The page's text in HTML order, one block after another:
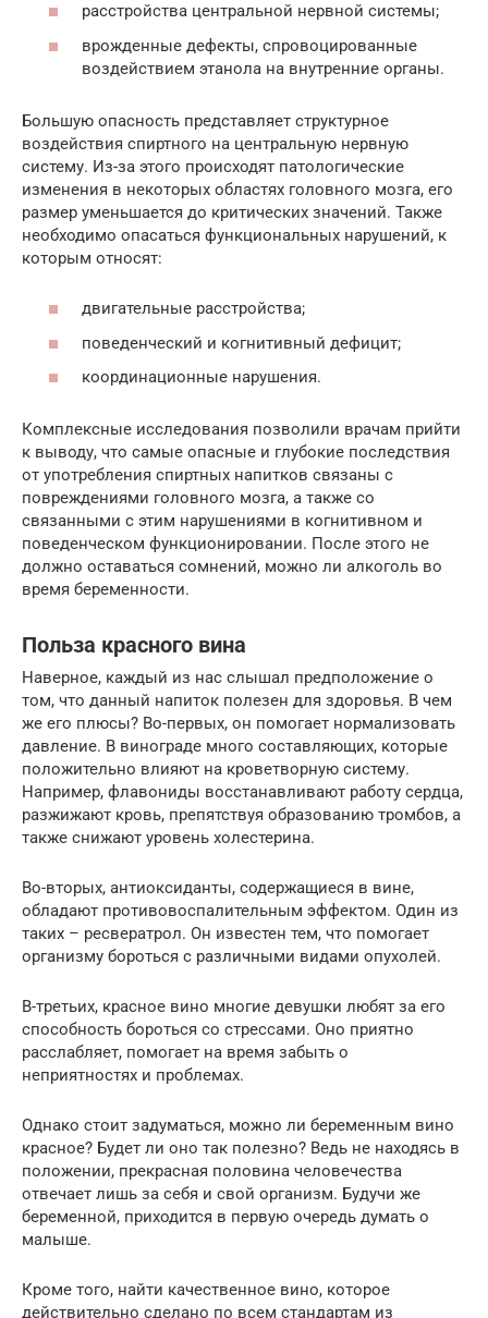
расстройства центральной нервной системы;
врожденные дефекты, спровоцированные
воздействием этанола на внутренние органы.
Большую опасность представляет структурное
воздействия спиртного на центральную нервную
систему. Из-за этого происходят патологические
изменения в некоторых областях головного мозга, его
размер уменьшается до критических значений. Также
необходимо опасаться функциональных нарушений, к
которым относят:
двигательные расстройства;
поведенческий и когнитивный дефицит;
координационные нарушения.
Комплексные исследования позволили врачам прийти
к выводу, что самые опасные и глубокие последствия
от употребления спиртных напитков связаны с
повреждениями головного мозга, а также со
связанными с этим нарушениями в когнитивном и
поведенческом функционировании. После этого не
должно оставаться сомнений, можно ли алкоголь во
время беременности.
Польза красного вина
Наверное, каждый из нас слышал предположение о
том, что данный напиток полезен для здоровья. В чем
же его плюсы? Во-первых, он помогает нормализовать
давление. В винограде много составляющих, которые
положительно влияют на кроветворную систему.
Например, флавониды восстанавливают работу сердца,
разжижают кровь, препятствуя образованию тромбов, а
также снижают уровень холестерина.
Во-вторых, антиоксиданты, содержащиеся в вине,
обладают противовоспалительным эффектом. Один из
таких – ресвератрол. Он известен тем, что помогает
организму бороться с различными видами опухолей.
В-третьих, красное вино многие девушки любят за его
способность бороться со стрессами. Оно приятно
расслабляет, помогает на время забыть о
неприятностях и проблемах.
Однако стоит задуматься, можно ли беременным вино
красное? Будет ли оно так полезно? Ведь не находясь в
положении, прекрасная половина человечества
отвечает лишь за себя и свой организм. Будучи же
беременной, приходится в первую очередь думать о
малыше.
Кроме того, найти качественное вино, которое
действительно сделано по всем стандартам из